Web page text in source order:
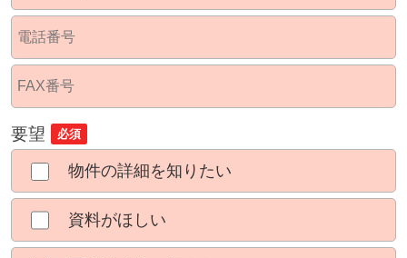
要望 必須
物件の詳細を知りたい
資料がほしい